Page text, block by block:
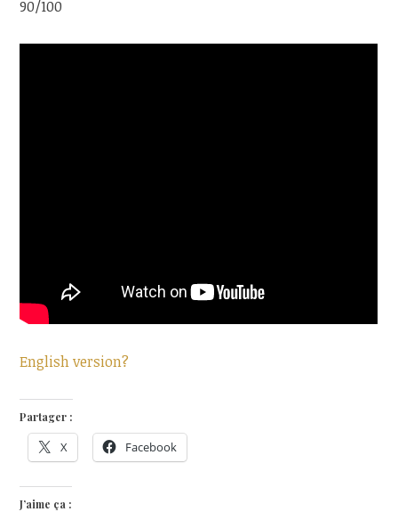
90/100
English version?
Partager :
X Facebook
J’aime ça :